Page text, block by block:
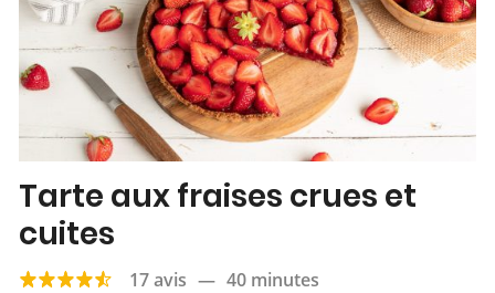
Tarte aux fraises crues et
cuites
17 avis — 40 minutes